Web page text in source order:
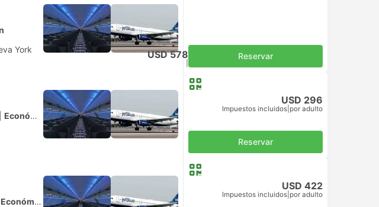
York
USD 578 Reservar
Económica
USD 296
Impuestos incluidos por adulto
Reservar
Económica
USD 422
Impuestos incluidos por adulto